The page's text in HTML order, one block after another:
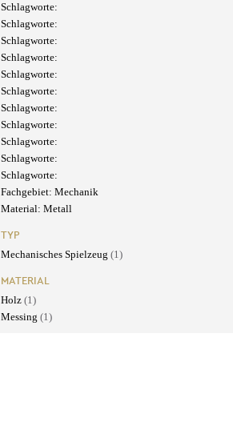
Schlagworte:
Schlagworte:
Schlagworte:
Schlagworte:
Schlagworte:
Schlagworte:
Schlagworte:
Schlagworte:
Schlagworte:
Schlagworte:
Schlagworte:
Fachgebiet: Mechanik
Material: Metall
TYP
Mechanisches Spielzeug (1)
MATERIAL
Holz (1)
Messing (1)